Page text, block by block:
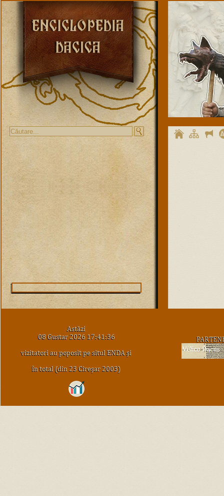
Astăzi
08 Gustar 2026 17:41:36
vizitatori au poposit pe situl ENDA şi
în total (din 23 Cireşar 2003)